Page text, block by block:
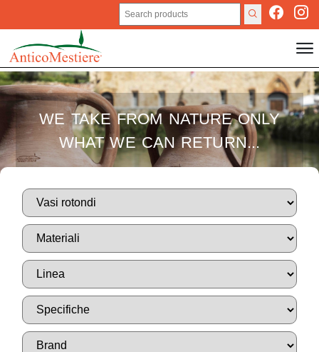
WE TAKE FROM NATURE ONLY
WHAT WE CAN RETURN...